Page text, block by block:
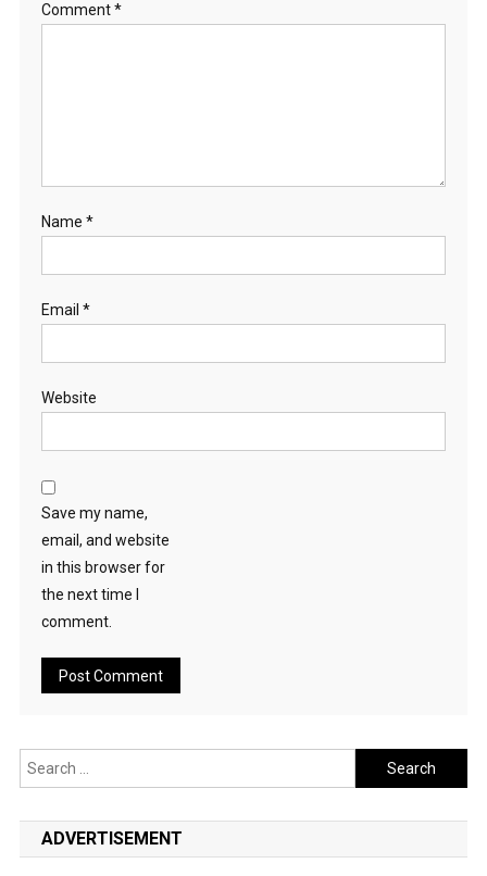
Comment*
Name *
Email *
Website
Save my name,
email, and website
in this browser for
the next time I
comment.
Search
for:
ADVERTISEMENT